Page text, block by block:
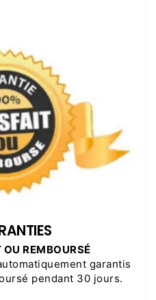
REMBOURSÉ
garantis
pendant 30 jours.